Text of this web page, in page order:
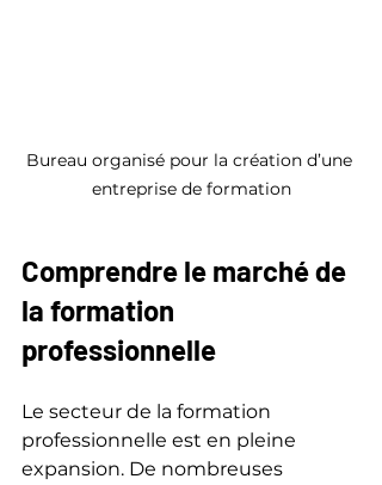
Bureau organisé pour la création d’une
entreprise de formation
Comprendre le marché de
la formation
professionnelle
Le secteur de la formation
professionnelle est en pleine
expansion. De nombreuses